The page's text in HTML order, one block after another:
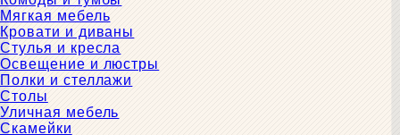
Мягкая мебель
Кровати и диваны
Стулья и кресла
Освещение и люстры
Полки и стеллажи
Столы
Уличная мебель
Скамейки